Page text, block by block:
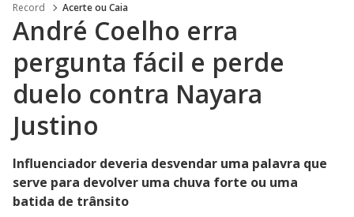
Record Acerte ou Caia
André Coelho erra
pergunta fácil e perde
duelo contra Nayara
Justino
Influenciador deveria desvendar uma palavra que
serve para devolver uma chuva forte ou uma
batida de trânsito